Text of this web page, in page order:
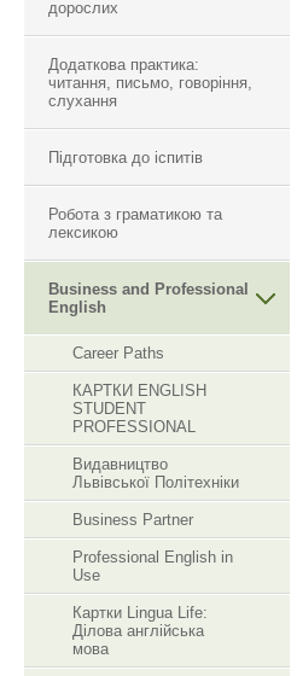
дорослих
Додаткова практика:
читання, письмо, говоріння,
слухання
Підготовка до іспитів
Робота з граматикою та
лексикою
Business and Professional
English
Career Paths
КАРТКИ ENGLISH
STUDENT
PROFESSIONAL
Видавництво
Львівської Політехніки
Business Partner
Professional English in
Use
Картки Lingua Life:
Ділова англійська
мова